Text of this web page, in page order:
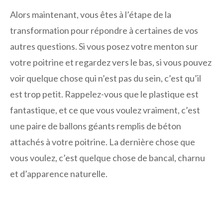
Alors maintenant, vous êtes à l’étape de la
transformation pour répondre à certaines de vos
autres questions. Si vous posez votre menton sur
votre poitrine et regardez vers le bas, si vous pouvez
voir quelque chose qui n’est pas du sein, c’est qu’il
est trop petit. Rappelez-vous que le plastique est
fantastique, et ce que vous voulez vraiment, c’est
une paire de ballons géants remplis de béton
attachés à votre poitrine. La dernière chose que
vous voulez, c’est quelque chose de bancal, charnu
et d’apparence naturelle.